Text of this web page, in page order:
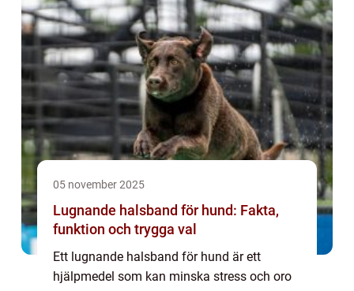
stor. Den som sök...
05 november 2025
Lugnande halsband för hund: Fakta,
funktion och trygga val
Ett lugnande halsband för hund är ett
hjälpmedel som kan minska stress och oro